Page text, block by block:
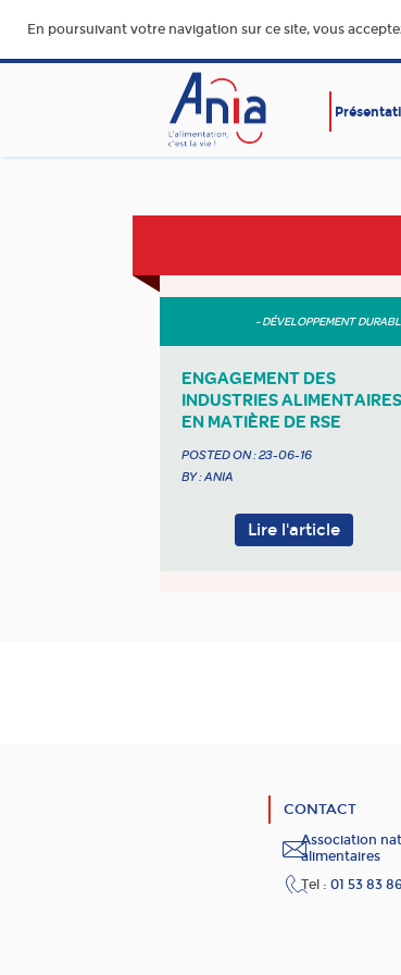
En poursuivant votre navigation sur ce site, vous
- DÉVELOPPEMENT
ENGAGEMENT DES
INDUSTRIES ALIMENTAIRES
EN MATIÈRE DE RSE
POSTED ON :23-06-16
BY : ANIA
Lire l'article
CONTACT
Association
alimentaires
Tel : 01 53 83